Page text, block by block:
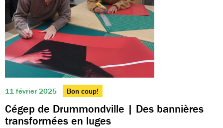
11 février 2025 Bon coup!
Cégep de Drummondville | Des bannières
transformées en luges